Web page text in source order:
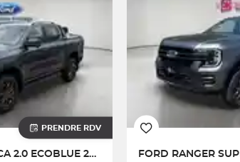
PRENDRE RDV
RANGER DCA 2.0 ECOBLUE 205 CH S&S BVA10 e-4WD FORD